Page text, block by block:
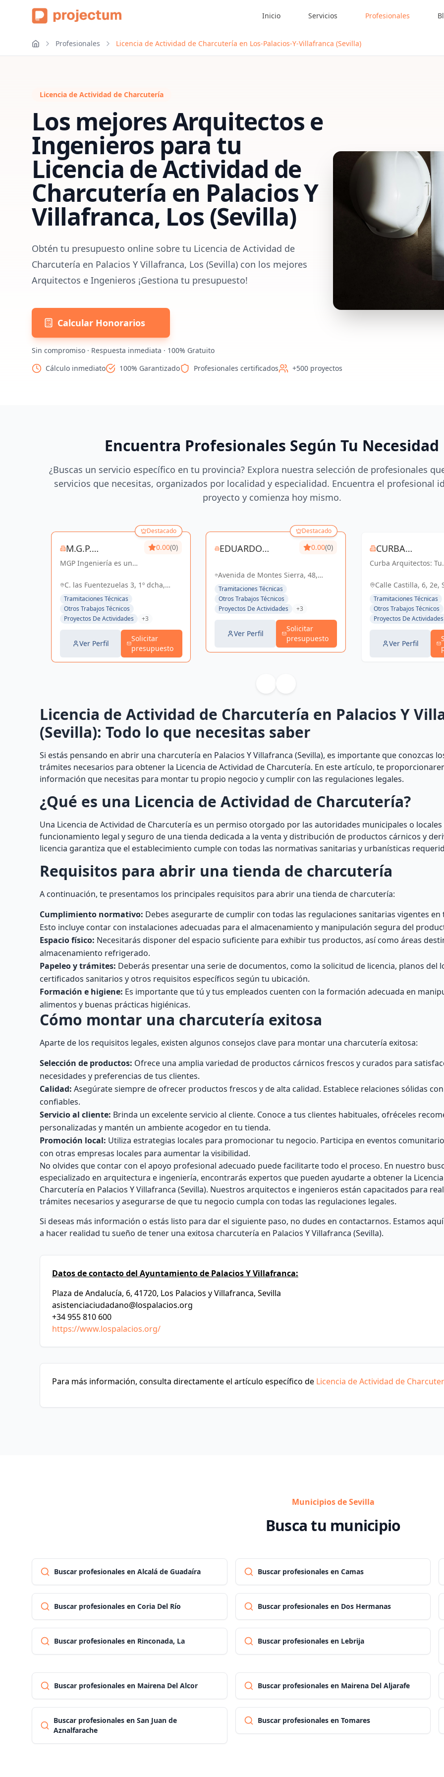
Inicio Servicios Profesionales
Profesionales Licencia de Actividad de Charcutería en Los-Palacios-Y-Villafranca (Sevilla)
Licencia de Actividad de Charcutería
Los mejores Arquitectos e
Ingenieros para tu
Licencia de Actividad de
Charcutería en Palacios Y
Villafranca, Los (Sevilla)
Obtén tu presupuesto online sobre tu Licencia de Actividad de
Charcutería en Palacios Y Villafranca, Los (Sevilla) con los mejores
Arquitectos e Ingenieros ¡Gestiona tu presupuesto!
Calcular Honorarios
Sin compromiso · Respuesta inmediata · 100% Gratuito
Cálculo inmediato
100% Garantizado Profesionales certificados +500 proyectos
Encuentra Profesionales Según Tu Necesidad
¿Buscas un servicio específico en tu provincia? Explora nuestra selección de profesionales
servicios que necesitas, organizados por localidad y especialidad. Encuentra el profesional
proyecto y comienza hoy mismo.
Destacado
M.G.P.
INGENIERIA, S.L.
MGP Ingeniería es una
desarrollo de proyectos
Arquitectura. Posee una
amplia experiencia en
el sector Industrial,
Logístico, Comercial...
0.00(0)
C. las Fuentezuelas 3, 1º dcha,
Sevilla, España, España
Tramitaciones Técnicas
Otros Trabajos Técnicos
Proyectos De Actividades
+3
Ver Perfil
Solicitar
presupuesto
Destacado
EDUARDO
ALBA
0.00(0)
Avenida de Montes Sierra, 48,
Sevilla, España. Planta 1ª. Módulo
4B, España
Tramitaciones Técnicas
Otros Trabajos Técnicos
Proyectos De Actividades
+3
Ver Perfil
Solicitar
presupuesto
CURBA
ARQUITECTOS
Curba Arquitectos: Tu
arquitectura y
experiencia, ofrecemos
servicios integrales que
van desde proyectos
Calle Castilla, 6, 2e,
España, España
Tramitaciones Técnicas
Otros Trabajos Técnicos
Proyectos De Actividades
Ver Perfil
Licencia de Actividad de Charcutería en Palacios Y
(Sevilla): Todo lo que necesitas saber
Si estás pensando en abrir una charcutería en Palacios Y Villafranca (Sevilla), es importante que conozcas
trámites necesarios para obtener la Licencia de Actividad de Charcutería. En este artículo, te
información que necesitas para montar tu propio negocio y cumplir con las regulaciones legales.
¿Qué es una Licencia de Actividad de Charcutería?
Una Licencia de Actividad de Charcutería es un permiso otorgado por las autoridades municipales o
funcionamiento legal y seguro de una tienda dedicada a la venta y distribución de productos cárnicos y
licencia garantiza que el establecimiento cumple con todas las normativas sanitarias y urbanísticas
Requisitos para abrir una tienda de charcutería
A continuación, te presentamos los principales requisitos para abrir una tienda de charcutería:
Cumplimiento normativo: Debes asegurarte de cumplir con todas las regulaciones sanitarias vigentes en
Esto incluye contar con instalaciones adecuadas para el almacenamiento y manipulación segura del
Espacio físico: Necesitarás disponer del espacio suficiente para exhibir tus productos, así como áreas
almacenamiento refrigerado.
Papeleo y trámites: Deberás presentar una serie de documentos, como la solicitud de licencia, planos del
certificados sanitarios y otros requisitos específicos según tu ubicación.
Formación e higiene: Es importante que tú y tus empleados cuenten con la formación adecuada en
alimentos y buenas prácticas higiénicas.
Cómo montar una charcutería exitosa
Aparte de los requisitos legales, existen algunos consejos clave para montar una charcutería exitosa:
Selección de productos: Ofrece una amplia variedad de productos cárnicos frescos y curados para
necesidades y preferencias de tus clientes.
Calidad: Asegúrate siempre de ofrecer productos frescos y de alta calidad. Establece relaciones sólidas
confiables.
Servicio al cliente: Brinda un excelente servicio al cliente. Conoce a tus clientes habituales, ofréceles
personalizadas y mantén un ambiente acogedor en tu tienda.
Promoción local: Utiliza estrategias locales para promocionar tu negocio. Participa en eventos
con otras empresas locales para aumentar la visibilidad.
No olvides que contar con el apoyo profesional adecuado puede facilitarte todo el proceso. En nuestro
especializado en arquitectura e ingeniería, encontrarás expertos que pueden ayudarte a obtener la
Charcutería en Palacios Y Villafranca (Sevilla). Nuestros arquitectos e ingenieros están capacitados para
trámites necesarios y asegurarse de que tu negocio cumpla con todas las regulaciones legales.
Si deseas más información o estás listo para dar el siguiente paso, no dudes en contactarnos. Estamos
a hacer realidad tu sueño de tener una exitosa charcutería en Palacios Y Villafranca (Sevilla).
Datos de contacto del Ayuntamiento de Palacios Y Villafranca:
Plaza de Andalucía, 6, 41720, Los Palacios y Villafranca, Sevilla
asistenciaciudadano@lospalacios.org
+34 955 810 600
https://www.lospalacios.org/
Para más información, consulta directamente el artículo específico de Licencia de Actividad de
Municipios de Sevilla
Busca tu municipio
Buscar profesionales en Alcalá de Guadaíra Buscar profesionales en Camas
Buscar profesionales en Coria Del Río Buscar profesionales en Dos Hermanas
Buscar profesionales en Rinconada, La Buscar profesionales en Lebrija
Buscar profesionales en Mairena Del Alcor Buscar profesionales en Mairena Del Aljarafe
Buscar profesionales en San Juan de
Aznalfarache
Buscar profesionales en Tomares